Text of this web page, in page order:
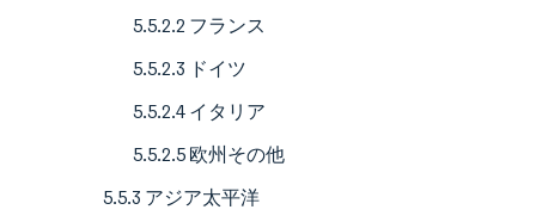
5.5.2.2 フランス
5.5.2.3 ドイツ
5.5.2.4 イタリア
5.5.2.5 欧州その他
5.5.3 アジア太平洋